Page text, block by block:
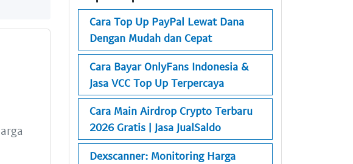
Cara Top Up PayPal Lewat Dana
Dengan Mudah dan Cepat
Cara Bayar OnlyFans Indonesia &
Jasa VCC Top Up Terpercaya
Cara Main Airdrop Crypto Terbaru
2026 Gratis | Jasa JualSaldo
Dexscanner: Monitoring Harga